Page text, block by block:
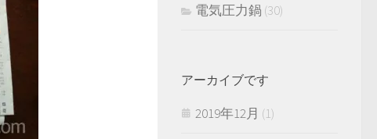
電気圧力鍋 (30)
アーカイブです
2019年12月 (1)